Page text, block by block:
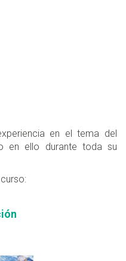
en el tema del
en ello durante toda su